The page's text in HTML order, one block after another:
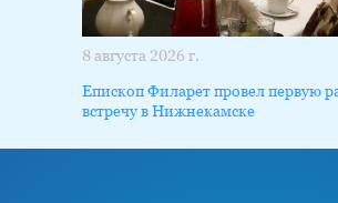
8 августа 2026 г.
Епископ Филарет провел первую
встречу в Нижнекамске